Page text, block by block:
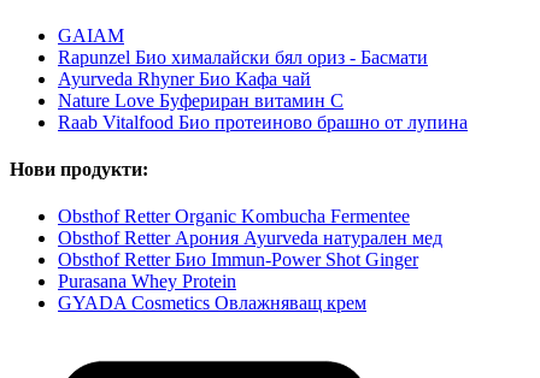
GAIAM
Rapunzel Био хималайски бял ориз - Басмати
Ayurveda Rhyner Био Кафа чай
Nature Love Буфериран витамин С
Raab Vitalfood Био протеиново брашно от лупина
Нови продукти:
Obsthof Retter Organic Kombucha Fermentee
Obsthof Retter Арония Ayurveda натурален мед
Obsthof Retter Био Immun-Power Shot Ginger
Purasana Whey Protein
GYADA Cosmetics Овлажняващ крем